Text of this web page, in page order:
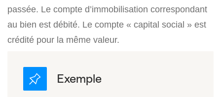
passée. Le compte d’immobilisation correspondant
au bien est débité. Le compte « capital social » est
crédité pour la même valeur.